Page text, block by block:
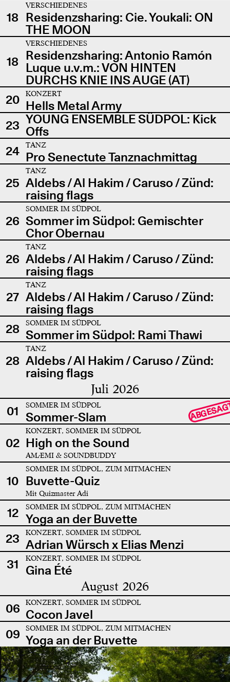
18
VERSCHIEDENES
Residenzsharing: Cie. Youkali: ON
THE MOON
18
VERSCHIEDENES
Residenzsharing: Antonio Ramón
Luque u.v.m.: VON HINTEN
DURCHS KNIE INS AUGE (AT)
20
KONZERT
Hells Metal Army
23 YOUNG ENSEMBLE SÜDPOL: Kick
Offs
24
TANZ
Pro Senectute Tanznachmittag
25
TANZ
Aldebs / Al Hakim / Caruso / Zünd:
raising flags
26
SOMMER IM SÜDPOL
Sommer im Südpol: Gemischter
Chor Obernau
26
TANZ
Aldebs / Al Hakim / Caruso / Zünd:
raising flags
27
TANZ
Aldebs / Al Hakim / Caruso / Zünd:
raising flags
28
SOMMER IM SÜDPOL
Sommer im Südpol: Rami Thawi
28
TANZ
Aldebs / Al Hakim / Caruso / Zünd:
raising flags
Juli 2026
01 SOMMER IM SÜDPOL
Sommer-Slam
02
KONZERT, SOMMER IM SÜDPOL
High on the Sound
AMÆMI & SOUNDBUDDY
10
SOMMER IM SÜDPOL, ZUM MITMACHEN
Buvette-Quiz
Mit Quizmaster Adi
12 SOMMER IM SÜDPOL, ZUM MITMACHEN
Yoga an der Buvette
23
KONZERT, SOMMER IM SÜDPOL
Adrian Würsch x Elias Menzi
31
KONZERT, SOMMER IM SÜDPOL
Gina Été
August 2026
06 KONZERT, SOMMER IM SÜDPOL
Cocon Javel
09
SOMMER IM SÜDPOL, ZUM MITMACHEN
Yoga an der Buvette